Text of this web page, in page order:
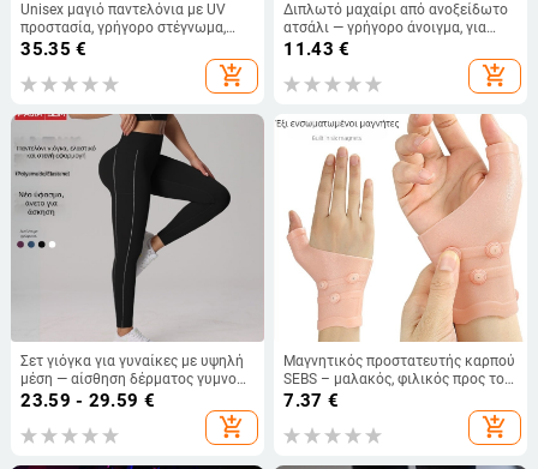
Unisex μαγιό παντελόνια με UV
προστασία, γρήγορο στέγνωμα,
σμίλευση κοιλιάς και ανύψωση
κατάδυση, snorkeling, σερφ και
35.35 €
add_shopping_cart
Διπλωτό μαχαίρι από ανοξείδωτο
ατσάλι — γρήγορο άνοιγμα, για
αυτοάμυνα σε εξωτερικούς
χώρους, τακτικό κάμπινγκ (Μάρκα:
Yuheng; Υλικό: Ανοξείδωτο
11.43 €
add_shopping_cart
Σετ γιόγκα για γυναίκες με υψηλή
μέση — αίσθηση δέρματος γυμνού,
αντίθετα πάνελ, μήκος 3/4, τσέπες,
23.59 - 29.59 €
add_shopping_cart
Μαγνητικός προστατευτής καρπού
SEBS – μαλακός, φιλικός προς το
δέρμα, υψηλής ελαστικότητας για
προστασία από διαστρέμματα
καρπού
7.37 €
add_shopping_cart